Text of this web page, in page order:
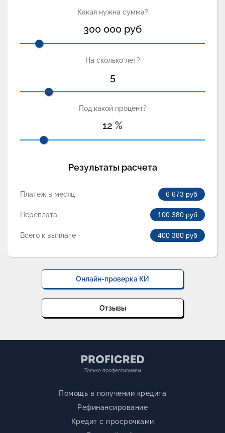
Какая нужна сумма?
300 000 руб
На сколько лет?
5
Под какой процент?
12 %
Результаты расчета
Платеж в месяц 6 673 руб
Переплата 100 380 руб
Всего к выплате 400 380 руб
Онлайн-проверка КИ
Отзывы
Только профессионалы
Помощь в получении кредита
Рефинансирование
Кредит с просрочками